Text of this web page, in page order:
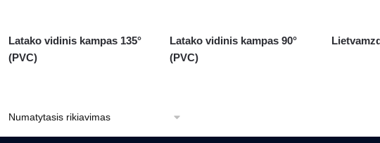
Latako vidinis kampas 135°
(PVC)
Latako vidinis kampas 90°
(PVC)